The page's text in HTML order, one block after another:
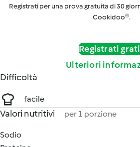
Registrati per una prova gratuita di 30
Cookidoo®.
Registrati
Ulteriori
Difficoltà
facile
Valori nutritivi per 1 porzione
Sodio